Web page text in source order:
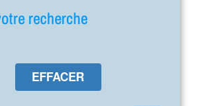
recherche
EFFACER